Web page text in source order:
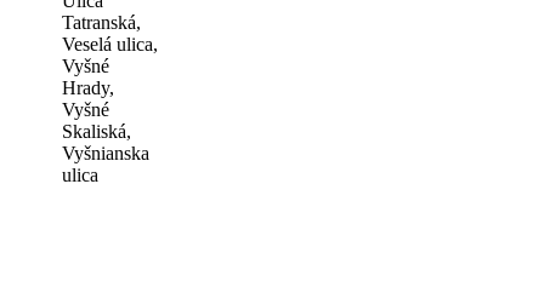
Tatranská,
Veselá ulica,
Vyšné
Hrady,
Vyšné
Skaliská,
Vyšnianska
ulica